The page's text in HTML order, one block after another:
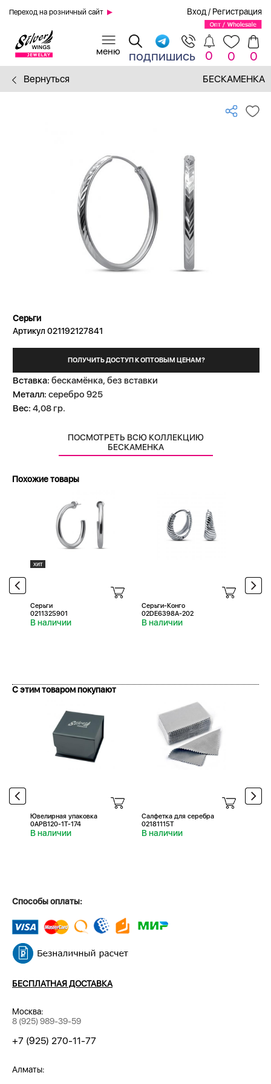
Переход на розничный сайт Вход / Регистрация
подпишись 0 0 0
Вернуться БЕСКАМЕНКА
Серьги
Артикул 021192127841
ПОЛУЧИТЬ ДОСТУП К ОПТОВЫМ ЦЕНАМ?
Вставка: бескамёнка, без вставки
Металл: серебро 925
Вес: 4,08 гр.
ПОСМОТРЕТЬ ВСЮ КОЛЛЕКЦИЮ
БЕСКАМЕНКА
Похожие товары
Серьги
0211325901
В наличии
Серьги-Конго
02DE6398A-202
В наличии
С этим товаром покупают
Ювелирная упаковка
0APB120-1T-174
В наличии
Салфетка для серебра
02181115T
В наличии
Способы оплаты:
БЕСПЛАТНАЯ ДОСТАВКА
Москва:
8 (925) 989-39-59
+7 (925) 270-11-77
Алматы: